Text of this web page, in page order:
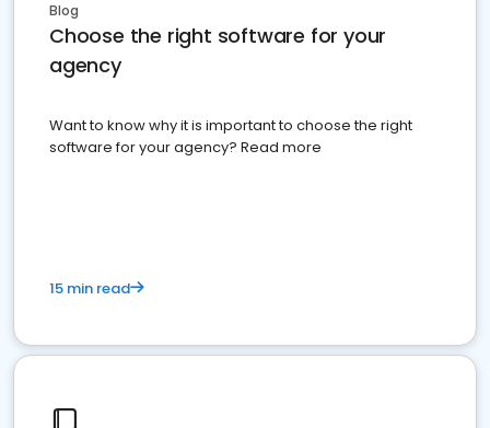
Blog
Choose the right software for your
agency
Want to know why it is important to choose the right
software for your agency? Read more
15 min read